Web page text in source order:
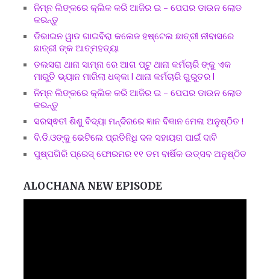
ନିମ୍ନ ଲିଙ୍କରେ କ୍ଲିକ କରି ଆଜିର ଇ – ପେପର ଡାଉନ ଲୋଡ
କରନ୍ତୁ
ଡିଭାଇନ ୱାଡ ଗାଇବିରା କଲେଜ ହଷ୍ଟେଲ ଛାତ୍ରୀ ନୀବାସରେ
ଛାତ୍ରୀ ଙ୍କ ଆତ୍ମହତ୍ୟା
ତଲସରା ଥାନା ସାମ୍ନା ରେ ଆଗ ପଟୁ ଥାନା କର୍ମଚାରି ଙ୍କୁ ଏକ
ମାରୁତି ଭ୍ୟାନ ମାରିଲା ଧକ୍କା l ଥାନା କର୍ମଚାରି ଗୁରୁତର l
ନିମ୍ନ ଲିଙ୍କରେ କ୍ଲିକ କରି ଆଜିର ଇ – ପେପର ଡାଉନ ଲୋଡ
କରନ୍ତୁ
ସରସ୍ଵତୀ ଶିଶୁ ବିଦ୍ୟା ମନ୍ଦିରରେ ଜ୍ଞାନ ବିଜ୍ଞାନ ମେଳା ଅନୁଷ୍ଠିତ !
ବି.ଡି.ଓଙ୍କୁ ଭେଟିଲେ ପ୍ରତିନିଧି ଦଳ ସହାୟତା ପାଇଁ ଦାବି
ପୁଷ୍ପଗିରି ପ୍ରେସ୍ ଫୋରମର ୧୧ ତମ ବାର୍ଷିକ ଉତ୍ସବ ଅନୁଷ୍ଠିତ
ALOCHANA NEW EPISODE